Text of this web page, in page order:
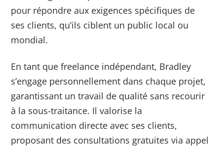
pour répondre aux exigences spécifiques de
ses clients, qu’ils ciblent un public local ou
mondial.
En tant que freelance indépendant, Bradley
s’engage personnellement dans chaque projet,
garantissant un travail de qualité sans recourir
à la sous-traitance. Il valorise la
communication directe avec ses clients,
proposant des consultations gratuites via appel